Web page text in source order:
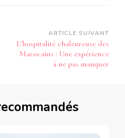
ARTICLE SUIVANT
L’hospitalité chaleureuse des
Marocains : Une expérience
à ne pas manquer